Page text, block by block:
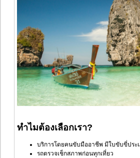
ทำไมต้องเลือกเรา?
บริการโดยคนขับมืออาชีพ มีใบขับขี่ประ
รถตรวจเช็กสภาพก่อนทุกเที่ยว